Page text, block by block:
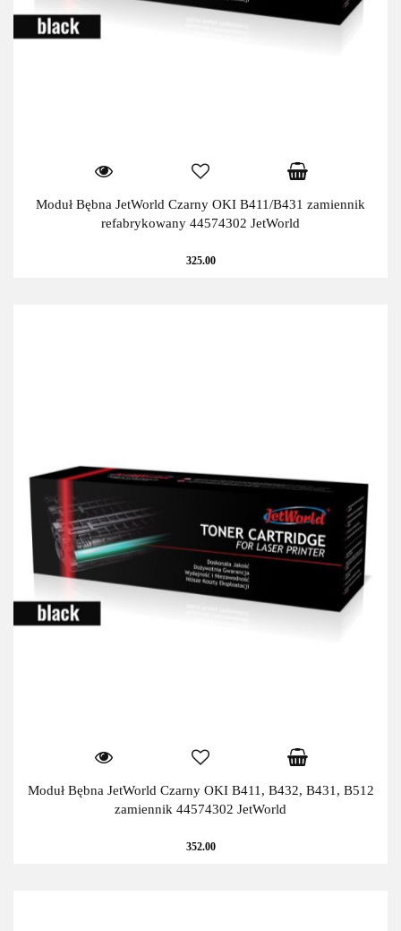
Moduł Bębna JetWorld Czarny OKI B411/B431 zamiennik
refabrykowany 44574302 JetWorld
325.00
Moduł Bębna JetWorld Czarny OKI B411, B432, B431, B512
zamiennik 44574302 JetWorld
352.00